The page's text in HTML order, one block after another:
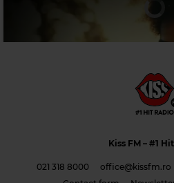
Kiss FM – #1
021 318 8000 office@kissfm.ro